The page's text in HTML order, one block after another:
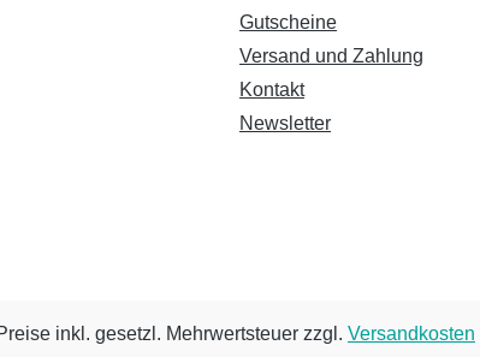
Gutscheine
Versand und Zahlung
Kontakt
Newsletter
inkl. gesetzl. Mehrwertsteuer zzgl. Versandkosten